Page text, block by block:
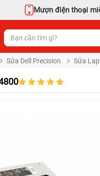
Mượn điện thoại
Sửa Dell Precision Sửa